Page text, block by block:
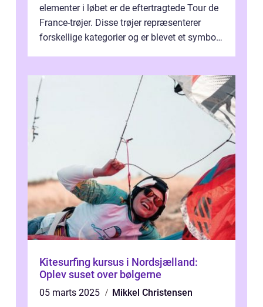
elementer i løbet er de eftertragtede Tour de
France-trøjer. Disse trøjer repræsenterer
forskellige kategorier og er blevet et symbol
Kitesurfing kursus i Nordsjælland:
Oplev suset over bølgerne
05 marts 2025
Mikkel Christensen